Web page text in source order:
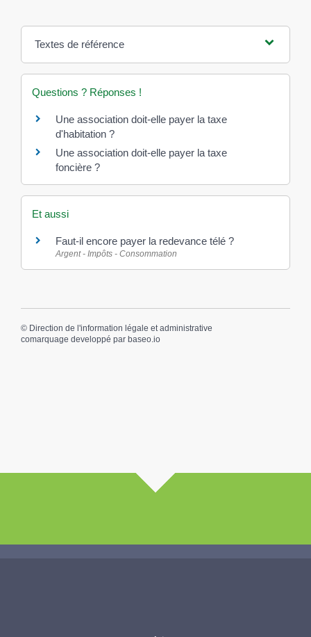
Textes de référence
Questions ? Réponses !
Une association doit-elle payer la taxe
d'habitation ?
Une association doit-elle payer la taxe
foncière ?
Et aussi
Faut-il encore payer la redevance télé ?
Argent - Impôts - Consommation
© Direction de l'information légale et administrative
comarquage developpé par baseo.io